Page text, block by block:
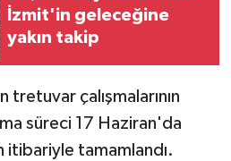
İzmit'in geleceğine
yakın takip
tretuvar çalışmalarının
süreci 17 Haziran'da
itibariyle tamamlandı.